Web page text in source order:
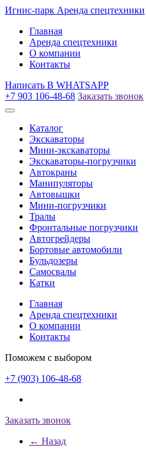
Игнис-парк Аренда спецтехники
Главная
Аренда спецтехники
О компании
Контакты
Написать В WHATSAPP
+7 903 106-48-68 Заказать звонок
Каталог
Экскаваторы
Мини-экскаваторы
Экскаваторы-погрузчики
Автокраны
Манипуляторы
Автовышки
Мини-погрузчики
Тралы
Фронтальные погрузчики
Автогрейдеры
Бортовые автомобили
Бульдозеры
Самосвалы
Катки
Главная
Аренда спецтехники
О компании
Контакты
Поможем с выбором
+7 (903) 106-48-68
Заказать звонок
← Назад